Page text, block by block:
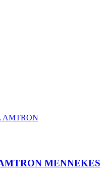
MENNEKES